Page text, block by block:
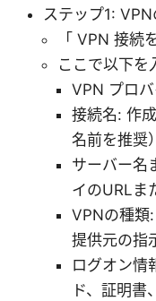
ステップ1:
「 VPN 接続
ここで以下を
VPN プロ
接続名: 作
名前を推奨）
サーバー名
イのURLま
VPNの種類:
提供元の指
ログオン情
ド、証明書